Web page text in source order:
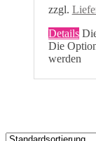
zzgl.
Details
Die
werden